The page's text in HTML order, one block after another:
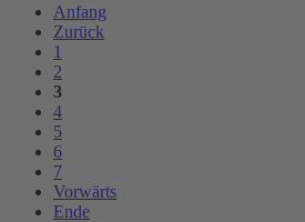
Anfang
Zurück
1
2
3
4
5
6
7
Vorwärts
Ende